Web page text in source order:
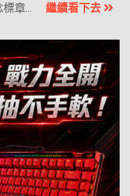
標章... 繼續看下去